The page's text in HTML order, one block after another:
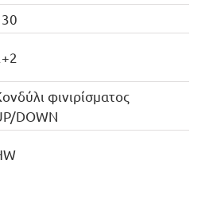
φινιρίσματος
DOWN